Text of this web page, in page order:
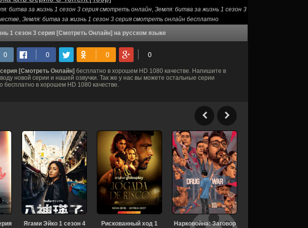
битва за жизнь 1 сезон 3 серия смотреть онлайн, Земля: битва за жизнь 1 сезон 3
, Земля: битва за жизнь 1 сезон 3 серия смотреть онлайн бесплатно
1 сезон 3 серия [Смотреть Онлайн] на русском языке
[Смотреть Онлайн] бесплатно в хорошем HD 1080 качестве. Напишите в
новой серии и нашей озвучки. Так же у нас вы можете остальные серии
бесплатно в хорошем HD 1080 качестве.
Ягами Эйко 1 сезон 4
Рискованный ход 1
Нарковойна: Заговор